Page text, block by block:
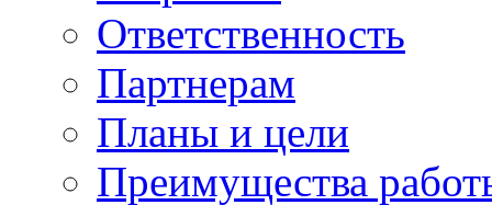
Ответственность
Партнерам
Планы и цели
Преимущества